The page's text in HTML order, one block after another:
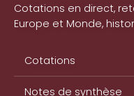
Cotations en direct,
Europe et Monde,
Cotations
Notes de synthèse